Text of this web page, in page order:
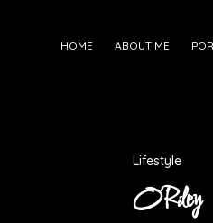
HOME ABOUT ME
Lifestyle
O’Riley